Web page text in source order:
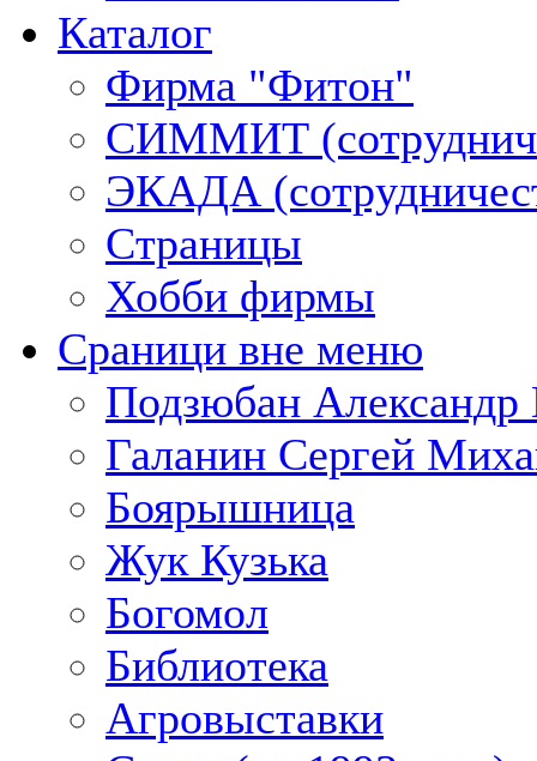
Каталог
Фирма "Фитон"
СИММИТ
ЭКАДА
Страницы
Хобби фирмы
Сраници вне меню
Подзюбан Александр
Галанин Сергей
Боярышница
Жук Кузька
Богомол
Библиотека
Агровыставки